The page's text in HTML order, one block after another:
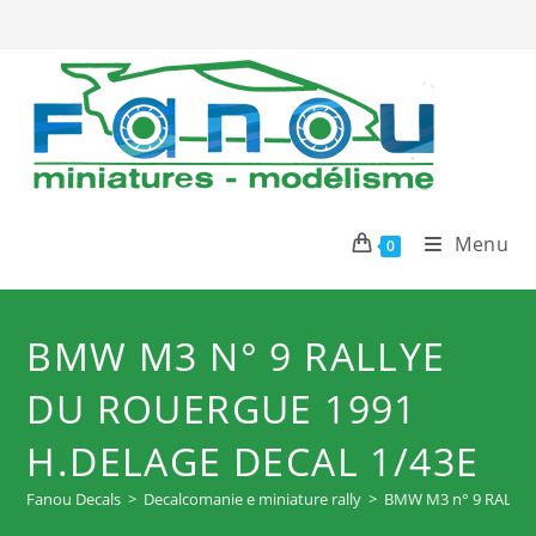
contenuto
0 Menu
BMW M3 N° 9 RALLYE
DU ROUERGUE 1991
H.DELAGE DECAL 1/43E
Fanou Decals > Decalcomanie e miniature rally > BMW M3 n° 9